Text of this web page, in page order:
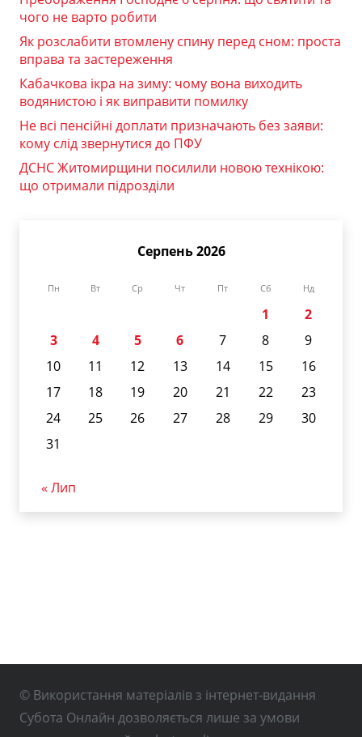
чого не варто робити
Як розслабити втомлену спину перед сном: проста
вправа та застереження
Кабачкова ікра на зиму: чому вона виходить
водянистою і як виправити помилку
Не всі пенсійні доплати призначають без заяви:
кому слід звернутися до ПФУ
ДСНС Житомирщини посилили новою технікою:
що отримали підрозділи
Серпень 2026
Пн Вт Ср Чт Пт Сб Нд
1
2
3
4 5 6 7 8
9
10
11 12 13 14 15
16
17
18 19 20 21 22
23
24
25 26 27 28 29
30
31
« Лип
© Використання матеріалів з інтернет-видання
Субота Онлайн дозволяється лише за умови